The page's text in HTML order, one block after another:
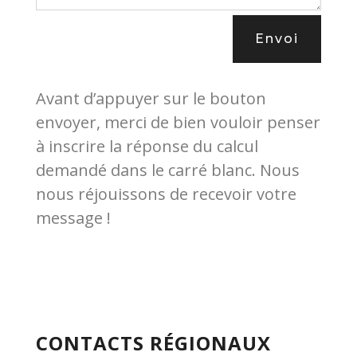
Envoi
Avant d’appuyer sur le bouton
envoyer, merci de bien vouloir penser
à inscrire la réponse du calcul
demandé dans le carré blanc. Nous
nous réjouissons de recevoir votre
message !
CONTACTS RÉGIONAUX